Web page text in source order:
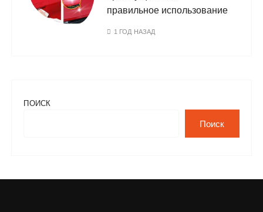
правильное использование
1 ГОД НАЗАД
ПОИСК
Поиск